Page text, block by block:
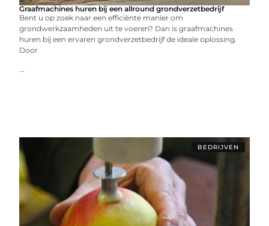
Graafmachines huren bij een allround grondverzetbedrijf
Bent u op zoek naar een efficiënte manier om
grondwerkzaamheden uit te voeren? Dan is graafmachines
huren bij een ervaren grondverzetbedrijf de ideale oplossing.
Door
...
BEDRIJVEN